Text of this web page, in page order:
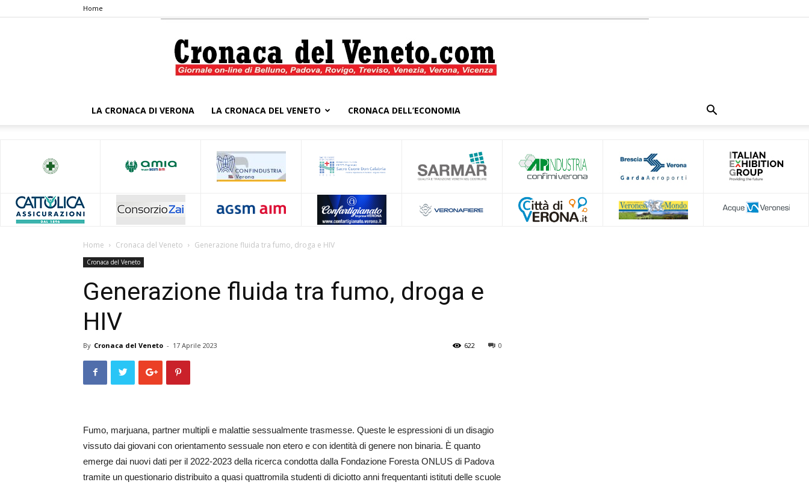
Home
Veneto
LA CRONACA DI VERONA LA CRONACA DEL VENETO CRONACA DELL’ECONOMIA
Home Cronaca del Veneto Generazione fluida tra fumo, droga e HIV
Cronaca del Veneto
Generazione fluida tra fumo, droga e
HIV
By Cronaca del Veneto - 17 Aprile 2023 0
622
Fumo, marjuana, partner multipli e malattie sessualmente trasmesse. Queste le espressioni di un disagio
vissuto dai giovani con orientamento sessuale non etero e con identità di genere non binaria. È quanto
emerge dai nuovi dati per il 2022-2023 della ricerca condotta dalla Fondazione Foresta ONLUS di Padova
tramite un questionario distribuito a quasi quattromila studenti di diciotto anni frequentanti istituti delle scuole